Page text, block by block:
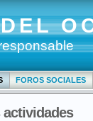
FOROS SOCIALES
actividades